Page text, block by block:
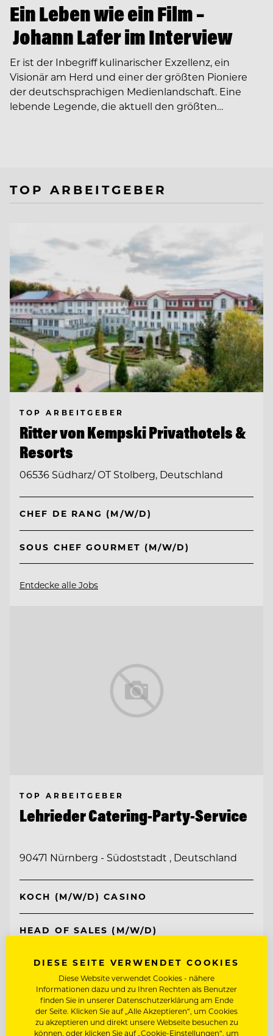
Ein Leben wie ein Film –
Johann Lafer im Interview
Er ist der Inbegriff kulinarischer Exzellenz, ein
Visionär am Herd und einer der größten Pioniere
der deutschsprachigen Medienlandschaft. Eine
lebende Legende, die aktuell den größten…
TOP ARBEITGEBER
TOP ARBEITGEBER
Ritter von Kempski Privathotels &
Resorts
06536 Südharz/ OT Stolberg, Deutschland
CHEF DE RANG (M/W/D)
SOUS CHEF GOURMET (M/W/D)
Entdecke alle Jobs
TOP ARBEITGEBER
Lehrieder Catering-Party-Service
90471 Nürnberg - Südoststadt , Deutschland
KOCH (M/W/D) CASINO
HEAD OF SALES (M/W/D)
Entdecke alle Jobs
DIESE SEITE VERWENDET COOKIES
Diese Website verwendet Cookies - nähere
Informationen dazu und zu Ihren Rechten als Benutzer
finden Sie in unserer Datenschutzerklärung am Ende
der Seite. Klicken Sie auf „Alle Akzeptieren“, um Cookies
zu akzeptieren und direkt unsere Webseite besuchen zu
können, oder klicken Sie auf „Cookie-Einstellungen“, um